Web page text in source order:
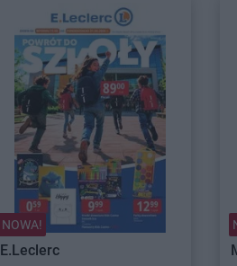
NOWA!
E.Leclerc